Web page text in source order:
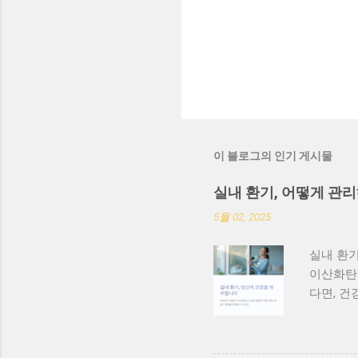
이 블로그의 인기 게시물
실내 환기, 어떻게 관
5월 02, 2025
실내 환
이산화
다면, 건
를 골라
외부 공